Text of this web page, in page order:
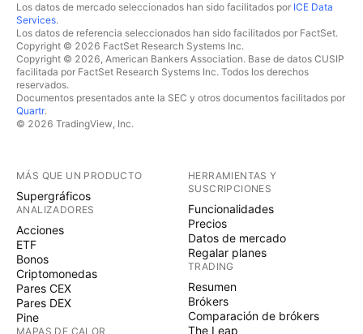
Los datos de mercado seleccionados han sido facilitados por ICE Data
Services.
Los datos de referencia seleccionados han sido facilitados por FactSet.
Copyright © 2026 FactSet Research Systems Inc.
Copyright © 2026, American Bankers Association. Base de datos CUSIP
facilitada por FactSet Research Systems Inc. Todos los derechos
reservados.
Documentos presentados ante la SEC y otros documentos facilitados por
Quartr.
© 2026 TradingView, Inc.
MÁS QUE UN PRODUCTO
Supergráficos
ANALIZADORES
Acciones
ETF
Bonos
Criptomonedas
Pares CEX
Pares DEX
Pine
MAPAS DE CALOR
HERRAMIENTAS Y
SUSCRIPCIONES
Funcionalidades
Precios
Datos de mercado
Regalar planes
TRADING
Resumen
Brókers
Comparación de brókers
The Leap